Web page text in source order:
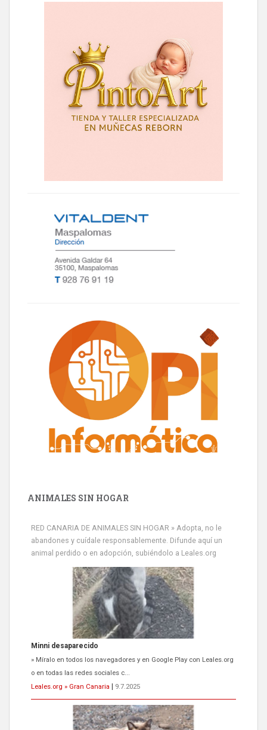
ANIMALES SIN HOGAR
RED CANARIA DE ANIMALES SIN HOGAR » Adopta, no le
abandones y cuídale responsablemente. Difunde aquí un
animal perdido o en adopción, subiéndolo a Leales.org
Minni desaparecido
» Míralo en todos los navegadores y en Google Play con Leales.org
o en todas las redes sociales c...
Leales.org » Gran Canaria | 9.7.2025
Siami Perdida
Se llama Siami,es hembra de 4 años,esterilizada con marca de
oreja,cariñosa,mimosa pero miedosa,e...
Leales.org » Gran Canaria | 9.7.2025